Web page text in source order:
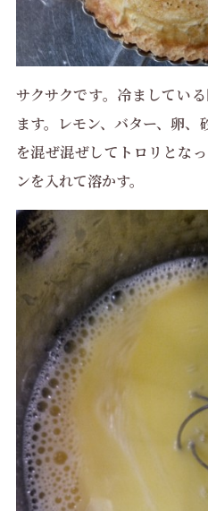
サクサクです。冷ましてい
ます。レモン、バター、卵、
を混ぜ混ぜしてトロリとな
ンを入れて溶かす。